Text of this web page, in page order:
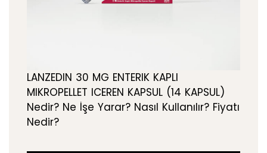
LANZEDIN 30 MG ENTERIK KAPLI
MIKROPELLET ICEREN KAPSUL (14 KAPSUL)
Nedir? Ne İşe Yarar? Nasıl Kullanılır? Fiyatı
Nedir?